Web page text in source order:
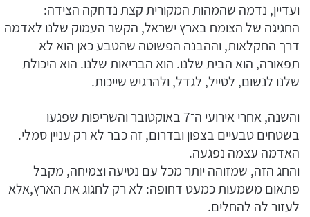
ועדיין, נדמה שהמהות המקורית קצת נדחקה הצידה:
החגיגה של הצומח בארץ ישראל, הקשר העמוק שלנו לאדמה
דרך החקלאות, וההבנה הפשוטה שהטבע כאן הוא לא
תפאורה, הוא הבית שלנו. הוא הבריאות שלנו. הוא היכולת
שלנו לנשום, לטייל, לגדל, ולהרגיש שייכות.
והשנה, אחרי אירועי ה־7 באוקטובר והשריפות שפגעו
בשטחים טבעיים בצפון ובדרום, זה כבר לא רק עניין סמלי.
האדמה עצמה נפגעה.
והחג הזה, שמזוהה יותר מכל עם נטיעה וצמיחה, מקבל
פתאום משמעות כמעט דחופה: לא רק לחגוג את הארץ,אלא
לעזור לה להחלים.